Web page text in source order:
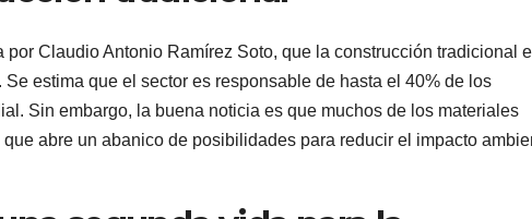
por Claudio Antonio Ramírez Soto, que la construcción tradicional
estima que el sector es responsable de hasta el 40% de los
Sin embargo, la buena noticia es que muchos de los materiales
abre un abanico de posibilidades para reducir el impacto